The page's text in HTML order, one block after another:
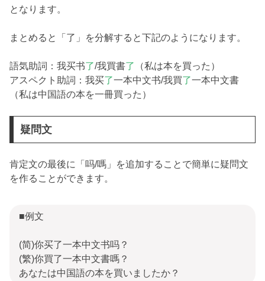
となります。
まとめると「了」を分解すると下記のようになります。
語気助詞：我买书了/我買書了
（私は本を買った）
アスペクト助詞：我买了一本中文书/我買了一本中文書
（私は中国語の本を一冊買った）
疑問文
肯定文の最後に「吗/嗎」を追加することで簡単に疑問文
を作ることができます。
■例文
(简)你买了一本中文书吗？
(繁)你買了一本中文書嗎？
あなたは中国語の本を買いましたか？